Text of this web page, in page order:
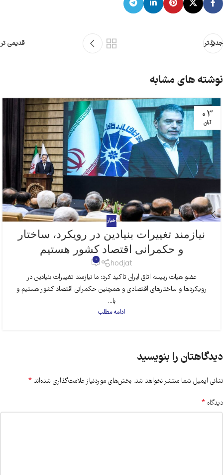
جدیدتر قدیمی تر
نوشته های مشابه
03
آبان
اخبار
نیازمند تغییرات بنیادین در رویکرد، ساختار
و حکمرانی اقتصاد کشور هستیم
hodjat
0
عضو هیات رییسه اتاق ایران تاکید کرد: ما نیازمند تغییرات بنیادین در
رویکردها و ساختارهای اقتصادی و همچنین حکمرانی اقتصاد کشور هستیم و
با...
ادامه مطلب
دیدگاهتان را بنویسید
نشانی ایمیل شما منتشر نخواهد شد. بخش‌های موردنیاز علامت‌گذاری شده‌اند *
دیدگاه *